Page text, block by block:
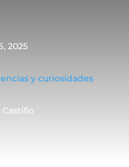
2025
y curiosidades
Castillo